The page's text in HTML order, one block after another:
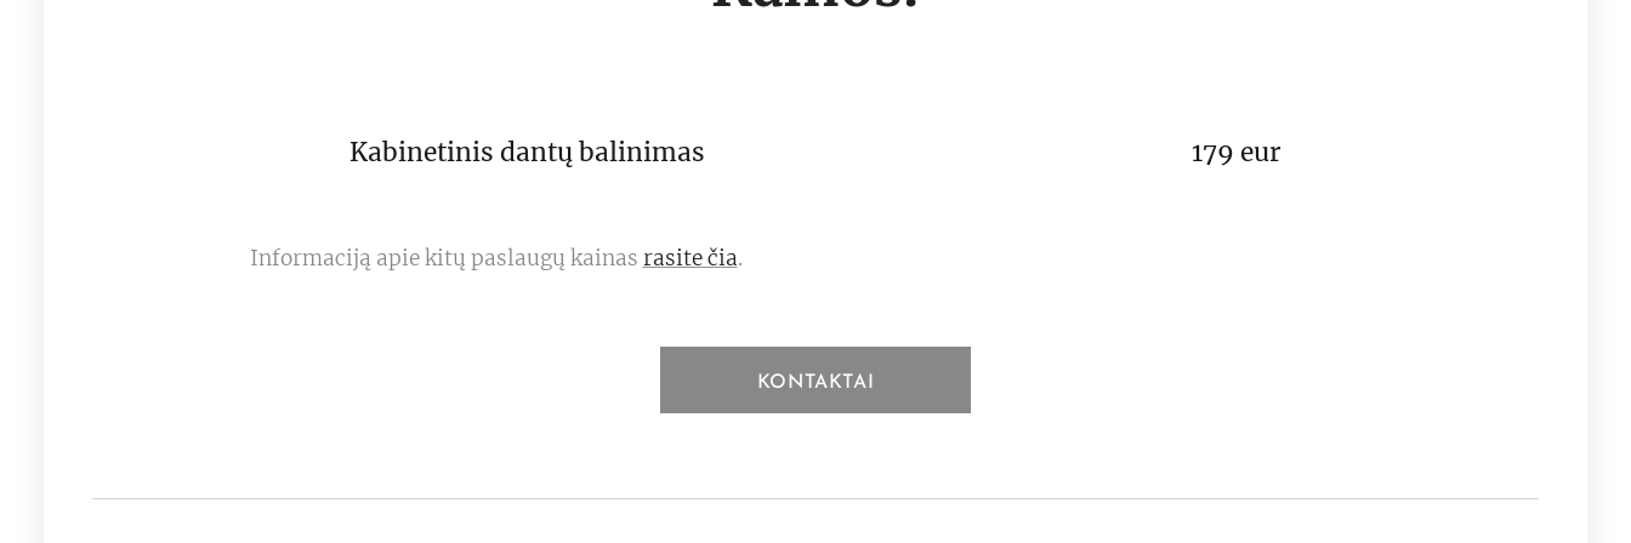
Kabinetinis dantų balinimas 179 eur
Informaciją apie kitų paslaugų kainas rasite čia.
KONTAKTAI